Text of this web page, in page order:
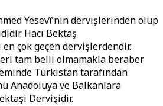
Yesevî’nin dervişlerinden olup
Hacı Bektaş
çok geçen dervişlerdendir.
tam belli olmamakla beraber
Türkistan tarafından
Anadoluya ve Balkanlara
Dervişidir.